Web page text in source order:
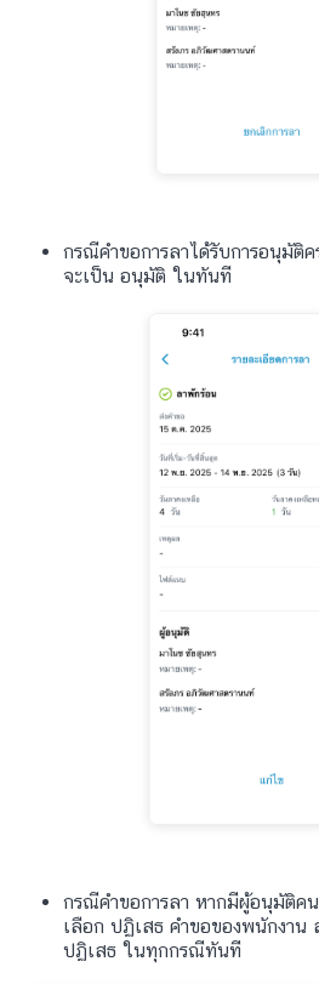
กรณีคำขอการลาได้รับการอนุมัติ
จะเป็น อนุมัติ ในทันที
กรณีคำขอการลา หากมีผู้อนุมัติค
เลือก ปฏิเสธ คำขอของพนักงาน
ปฏิเสธ ในทุกกรณีทันที